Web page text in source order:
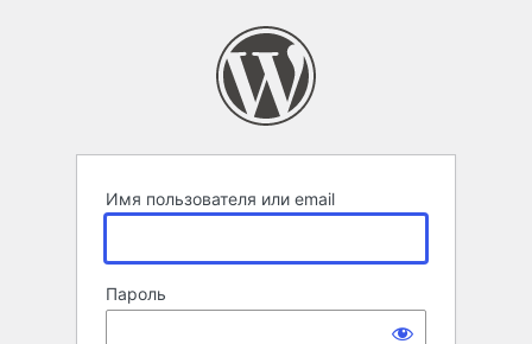
Имя пользователя или email
Пароль